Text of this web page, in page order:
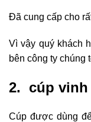
Đã cung cấp cho
Vì vậy quý khách
bên công ty chúng
2. cúp vinh
Cúp được dùng